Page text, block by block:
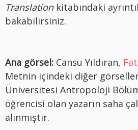
Translationkitabındaki
bakabilirsiniz.
Ana görsel: Cansu Yıldıran,
Metnin içindeki diğer
Üniversitesi Antropoloji
öğrencisi olan yazarın saha
alınmıştır.